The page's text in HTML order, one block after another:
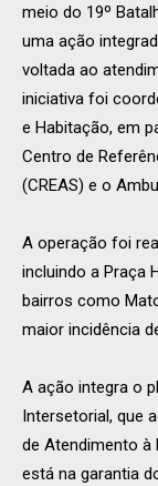
meio do 19º
uma ação
voltada ao
iniciativa foi
e Habitação, em
Centro de
(CREAS) e o
A operação foi
incluindo a Praça
bairros como
maior incidência
A ação integra o
Intersetorial, que
de Atendimento à
está na garantia